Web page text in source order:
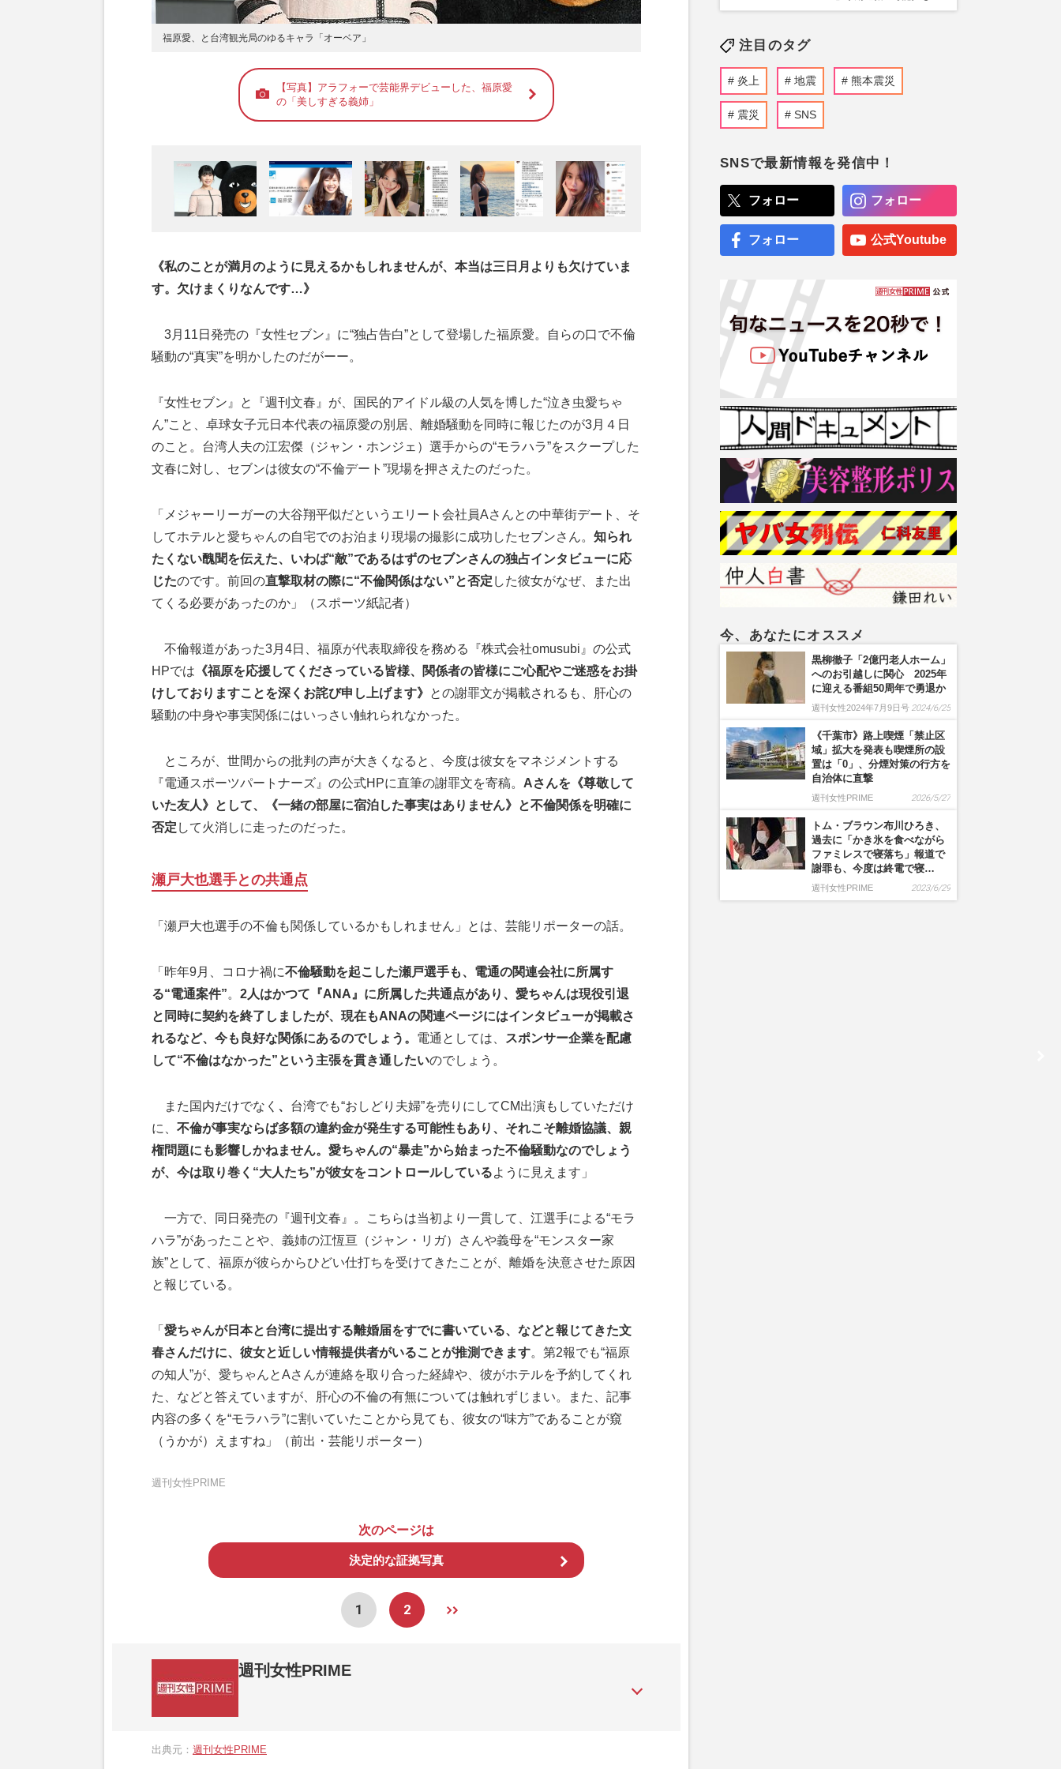
福原愛、と台湾観光局のゆるキャラ「オーベア」
【写真】アラフォーで芸能界デビューした、福原愛
の「美しすぎる義姉」
《私のことが満月のように見えるかもしれませんが、本当は三日月よりも欠けていま
す。欠けまくりなんです…》
3月11日発売の『女性セブン』に“独占告白”として登場した福原愛。自らの口で不倫
騒動の“真実”を明かしたのだがーー。
『女性セブン』と『週刊文春』が、国民的アイドル級の人気を博した“泣き虫愛ちゃ
ん”こと、卓球女子元日本代表の福原愛の別居、離婚騒動を同時に報じたのが3月４日
のこと。台湾人夫の江宏傑（ジャン・ホンジェ）選手からの“モラハラ”をスクープした
文春に対し、セブンは彼女の“不倫デート”現場を押さえたのだった。
「メジャーリーガーの大谷翔平似だというエリート会社員Aさんとの中華街デート、そ
してホテルと愛ちゃんの自宅でのお泊まり現場の撮影に成功したセブンさん。 知られ
たくない醜聞を伝えた、いわば“敵”であるはずのセブンさんの独占インタビューに応
じたのです。前回の直撃取材の際に“不倫関係はない”と否定 した彼女がなぜ、また出
てくる必要があったのか」（スポーツ紙記者）
不倫報道があった3月4日、福原が代表取締役を務める『株式会社omusubi』の公式
HPでは 《福原を応援してくださっている皆様、関係者の皆様にご心配やご迷惑をお掛
けしておりますことを深くお詫び申し上げます》 との謝罪文が掲載されるも、肝心の
騒動の中身や事実関係にはいっさい触れられなかった。
ところが、世間からの批判の声が大きくなると、今度は彼女をマネジメントする
『電通スポーツパートナーズ』の公式HPに直筆の謝罪文を寄稿。 Aさんを《尊敬して
いた友人》として、《一緒の部屋に宿泊した事実はありません》と不倫関係を明確に
否定 して火消しに走ったのだった。
瀬戸大也選手との共通点
「瀬戸大也選手の不倫も関係しているかもしれません」とは、芸能リポーターの話。
「昨年9月、コロナ禍に不倫騒動を起こした瀬戸選手も、電通の関連会社に所属す
る“電通案件”。 2人はかつて『ANA』に所属した共通点があり、愛ちゃんは現役引退
と同時に契約を終了しましたが、現在もANAの関連ページにはインタビューが掲載さ
れるなど、今も良好な関係にあるのでしょう。 電通としては、
スポンサー企業を配慮
して“不倫はなかった”という主張を貫き通したいのでしょう。
また国内だけでなく 、 台湾でも“おしどり夫婦”を売りにしてCM出演もしていただけ
に、 不倫が事実ならば多額の違約金が発生する可能性もあり、それこそ離婚協議、親
権問題にも影響しかねません。愛ちゃんの“暴走”から始まった不倫騒動なのでしょう
が、今は取り巻く“大人たち”が彼女をコントロールしているように見えます」
一方で、同日発売の『週刊文春』。こちらは当初より一貫して、江選手による“モラ
ハラ”があったことや、義姉の江恆亘（ジャン・リガ）さんや義母を“モンスター家
族”として、福原が彼らからひどい仕打ちを受けてきたことが、離婚を決意させた原因
と報じている。
「 愛ちゃんが日本と台湾に提出する離婚届をすでに書いている、などと報じてきた文
春さんだけに、彼女と近しい情報提供者がいることが推測できます。第2報でも“福原
の知人”が、愛ちゃんとAさんが連絡を取り合った経緯や、彼がホテルを予約してくれ
た、などと答えていますが、肝心の不倫の有無については触れずじまい。また、記事
内容の多くを“モラハラ”に割いていたことから見ても、彼女の“味方”であることが窺
（うかが）えますね」（前出・芸能リポーター）
週刊女性PRIME
次のページは
決定的な証拠写真
1 2
週刊女性PRIME
か、女性週刊誌『週刊女性』の誌面に掲載された記事から、インターネット利用者層にとって特に関心の
出典元： 週刊女性PRIME
注目のタグ
炎上 地震 熊本震災
震災 SNS
SNSで最新情報を発信中！
フォロー フォロー
フォロー 公式Youtube
今、あなたにオススメ
黒柳徹子「2億円老人ホーム」
へのお引越しに関心 2025年
に迎える番組50周年で勇退か
週刊女性2024年7月9日号 2024/6/25
《千葉市》路上喫煙「禁止区
域」拡大を発表も喫煙所の設
置は「0」、分煙対策の行方を
自治体に直撃
週刊女性PRIME 2026/5/27
トム・ブラウン布川ひろき、
過去に「かき氷を食べながら
ファミレスで寝落ち」報道で
謝罪も、今度は終電で寝…
週刊女性PRIME 2023/6/29